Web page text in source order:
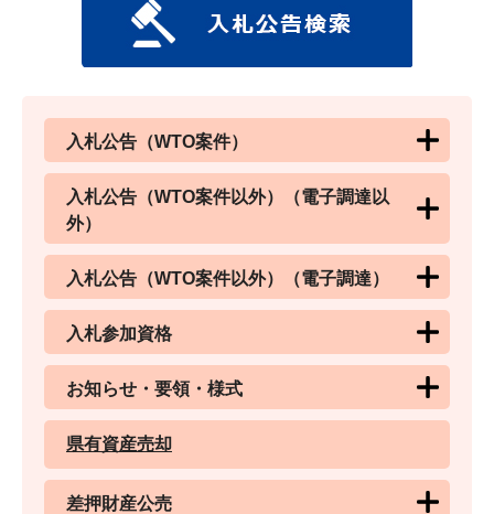
入札公告（WTO案件）
入札公告（WTO案件以外）（電子調達以
外）
入札公告（WTO案件以外）（電子調達）
入札参加資格
お知らせ・要領・様式
県有資産売却
差押財産公売